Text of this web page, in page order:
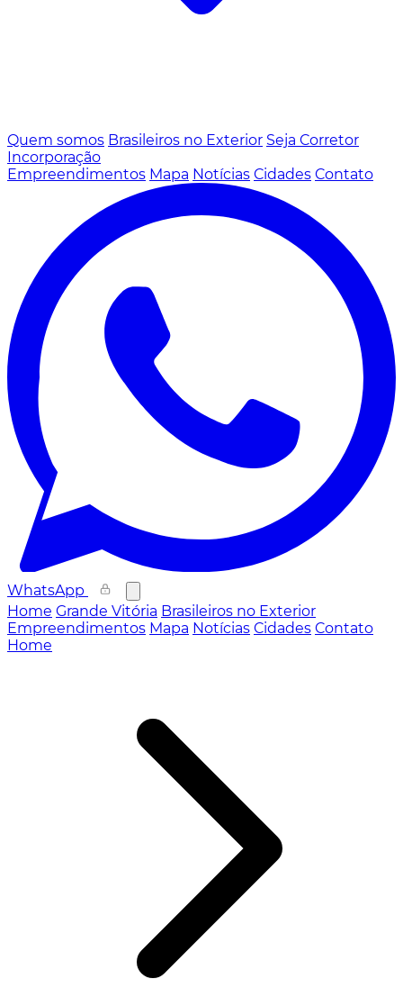
Quem somos Brasileiros no Exterior Seja Corretor
Incorporação
Empreendimentos Mapa Notícias Cidades Contato
WhatsApp
Home Grande Vitória Brasileiros no Exterior
Empreendimentos Mapa Notícias Cidades Contato
Home